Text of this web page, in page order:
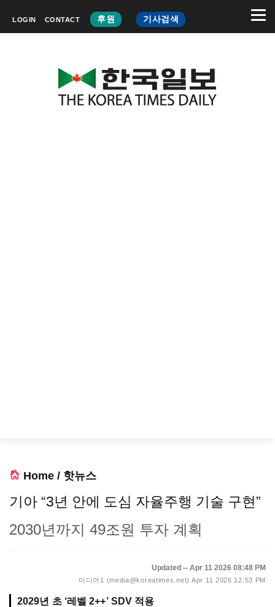
LOGIN CONTACT 후원 기사검색
Home / 핫뉴스
기아 “3년 안에 도심 자율주행 기술 구현”
2030년까지 49조원 투자 계획
Updated -- Apr 11 2026 08:48 PM
미디어1 (media@koreatimes.net) Apr 11 2026 12:53 PM
2029년 초 ‘레벨 2++’ SDV 적용